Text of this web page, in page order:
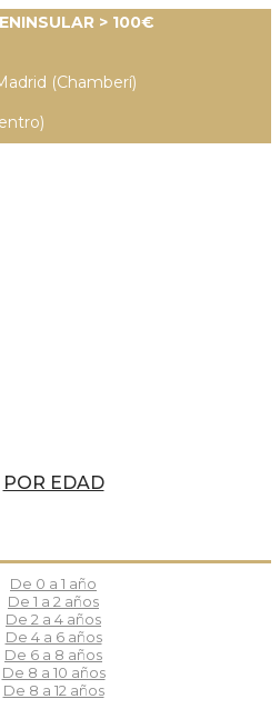
> 100€
(Chamberí)
POR EDAD
De 0 a 1 año
De 1 a 2 años
De 2 a 4 años
De 4 a 6 años
De 6 a 8 años
De 8 a 10 años
De 8 a 12 años